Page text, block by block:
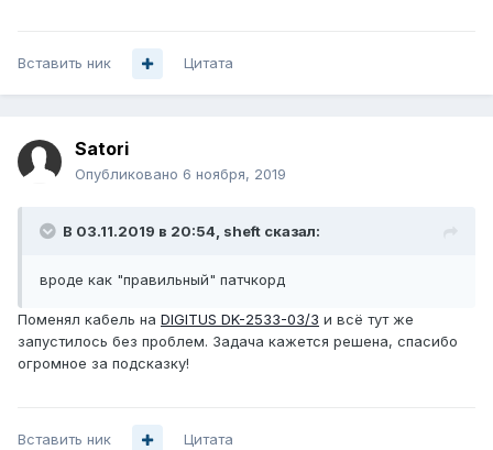
Вставить ник Цитата
Satori
Опубликовано 6 ноября, 2019
В 03.11.2019 в 20:54, sheft сказал:
вроде как "правильный" патчкорд
Поменял кабель на DIGITUS DK-2533-03/3 и всё тут же
запустилось без проблем. Задача кажется решена, спасибо
огромное за подсказку!
Вставить ник Цитата